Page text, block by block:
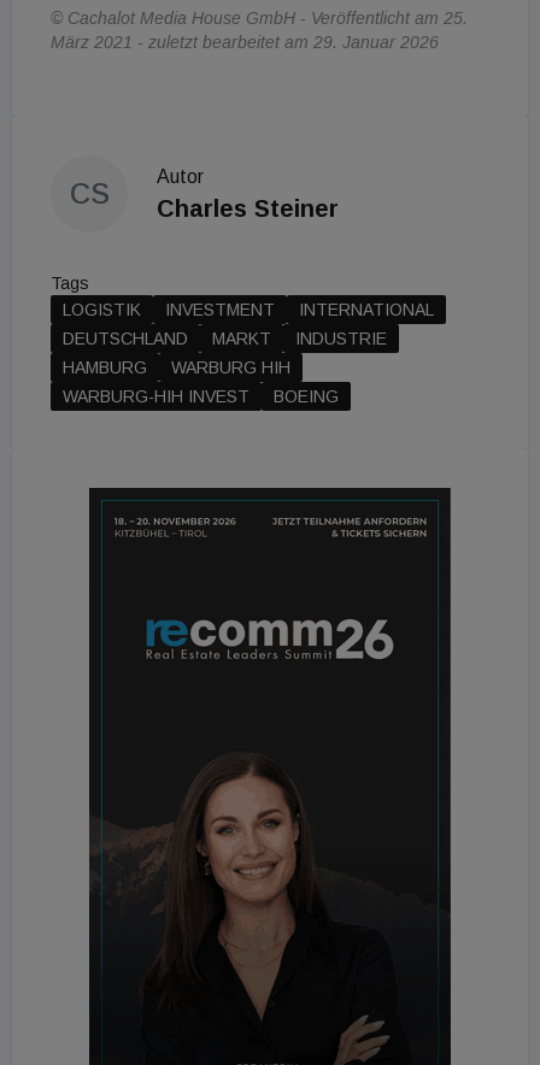
© Cachalot Media House GmbH - Veröffentlicht am 25.
März 2021 - zuletzt bearbeitet am 29. Januar 2026
CS
Autor
Charles Steiner
Tags
LOGISTIK
INVESTMENT
INTERNATIONAL
DEUTSCHLAND
MARKT
INDUSTRIE
HAMBURG
WARBURG HIH
WARBURG-HIH INVEST
BOEING